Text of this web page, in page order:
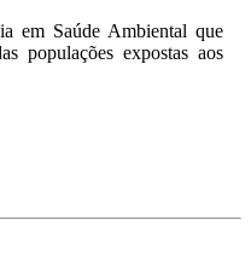
em Saúde Ambiental que
populações expostas aos